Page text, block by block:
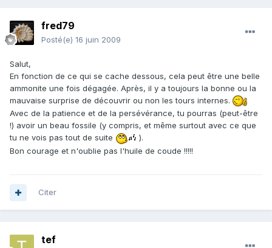
fred79
Posté(e) 16 juin 2009
Salut,
En fonction de ce qui se cache dessous, cela peut être une belle
ammonite une fois dégagée. Après, il y a toujours la bonne ou la
mauvaise surprise de découvrir ou non les tours internes.
Avec de la patience et de la persévérance, tu pourras (peut-être
!) avoir un beau fossile (y compris, et même surtout avec ce que
tu ne vois pas tout de suite
).
Bon courage et n'oublie pas l'huile de coude !!!!!
Citer
tef